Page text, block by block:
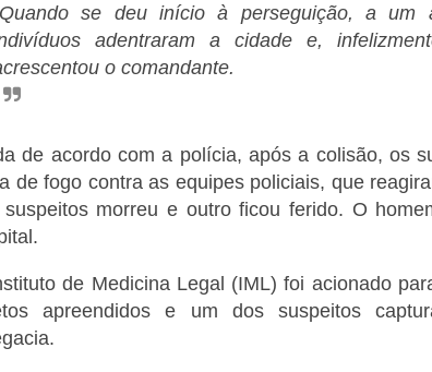
se deu início à perseguição, a um
adentraram a cidade e,
o comandante.
de acordo com a polícia, após a colisão, os
de fogo contra as equipes policiais, que
morreu e outro ficou ferido. O
de Medicina Legal (IML) foi acionado
apreendidos e um dos suspeitos